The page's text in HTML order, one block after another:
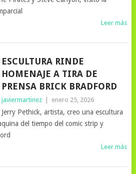
Leer más
ESCULTURA RINDE
HOMENAJE A TIRA DE
PRENSA BRICK BRADFORD
javiermartinez enero 25, 2026
Jerry Pethick, artista, creo una escultura
del tiempo del comic strip y
Leer más